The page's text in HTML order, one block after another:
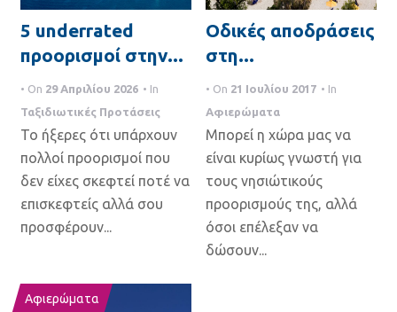
a
5 underrated
προορισμοί στην...
• On 29 Απριλίου 2026 • In
Ταξιδιωτικές Προτάσεις
Το ήξερες ότι υπάρχουν
πολλοί προορισμοί που
δεν είχες σκεφτεί ποτέ να
επισκεφτείς αλλά σου
προσφέρουν...
Οδικές αποδράσεις
στη...
• On 21 Ιουλίου 2017 • In
Αφιερώματα
Μπορεί η χώρα μας να
είναι κυρίως γνωστή για
τους νησιώτικούς
προορισμούς της, αλλά
όσοι επέλεξαν να
δώσουν...
Αφιερώματα